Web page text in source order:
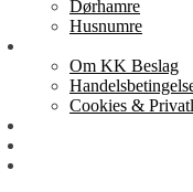
Dørhamre
Husnumre
Om KK Beslag
Cookies &